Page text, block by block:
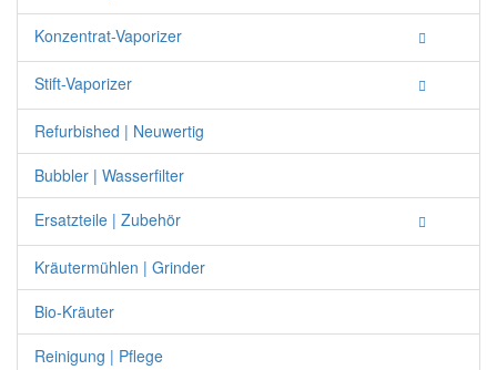
Konzentrat-Vaporizer
Stift-Vaporizer
Refurbished | Neuwertig
Bubbler | Wasserfilter
Ersatzteile | Zubehör
Kräutermühlen | Grinder
Bio-Kräuter
Reinigung | Pflege